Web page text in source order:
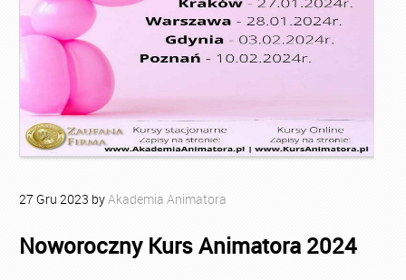
27 Gru 2023 byAkademia Animatora
Noworoczny Kurs Animatora 2024